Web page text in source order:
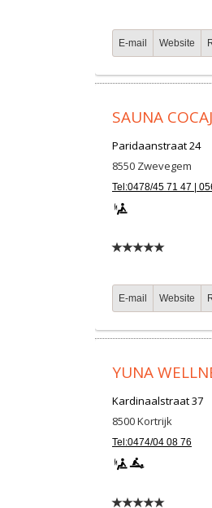
E-mail Website
SAUNA COCAJ
Paridaanstraat 24
8550 Zwevegem
Tel:0478/45 71 47 |
E-mail Website
YUNA
Kardinaalstraat 37
8500Kortrijk
Tel:0474/04 08 76